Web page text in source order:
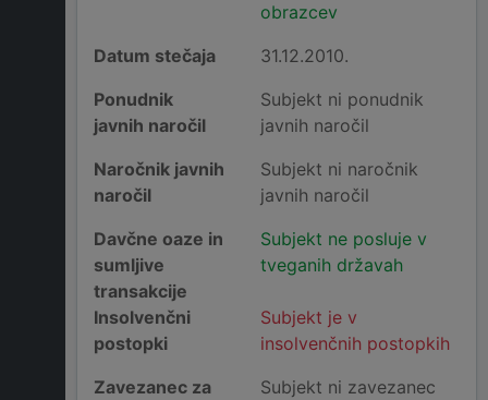
obrazcev
Datum stečaja
31.12.2010.
Ponudnik
javnih naročil
Subjekt ni ponudnik
javnih naročil
Naročnik javnih
naročil
Subjekt ni naročnik
javnih naročil
Davčne oaze in
sumljive
transakcije
Subjekt ne posluje v
tveganih državah
Insolvenčni
postopki
Subjekt je v
insolvenčnih postopkih
Zavezanec za
Subjekt ni zavezanec